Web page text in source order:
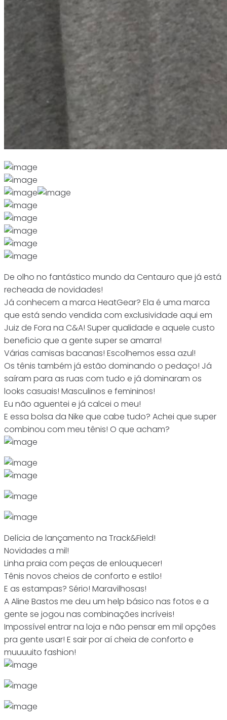
De olho no fantástico mundo da Centauro que já está
recheada de novidades!
Já conhecem a marca HeatGear? Ela é uma marca
que está sendo vendida com exclusividade aqui em
Juiz de Fora na C&A! Super qualidade e aquele custo
beneficio que a gente super se amarra!
Várias camisas bacanas! Escolhemos essa azul!
Os tênis também já estão dominando o pedaço! Já
saíram para as ruas com tudo e já dominaram os
looks casuais! Masculinos e femininos!
Eu não aguentei e já calcei o meu!
E essa bolsa da Nike que cabe tudo? Achei que super
combinou com meu tênis! O que acham?
Delícia de lançamento na Track&Field!
Novidades a mil!
Linha praia com peças de enlouquecer!
Tênis novos cheios de conforto e estilo!
E as estampas? Sério! Maravilhosas!
A Aline Bastos me deu um help básico nas fotos e a
gente se jogou nas combinações incríveis!
Impossível entrar na loja e não pensar em mil opções
pra gente usar! E sair por aí cheia de conforto e
muuuuito fashion!